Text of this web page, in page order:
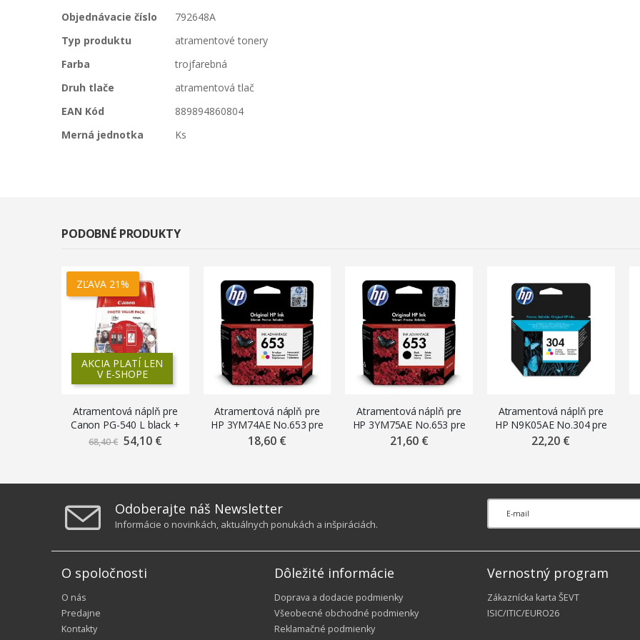
Viac
informácií
Objednávacie číslo
792648A
Typ produktu
atramentové tonery
Farba
trojfarebná
Druh tlače
atramentová tlač
EAN Kód
889894860804
Merná jednotka
Ks
PODOBNÉ PRODUKTY
AKCIA PLATÍ LEN
V E-SHOPE
ZĽAVA 21%
Atramentová náplň pre
Canon PG-540 L black +
CL-541 XL color + GP501
68,40 € Znížená
cena
54,10 €
Atramentová náplň pre
HP 3YM74AE No.653 pre
Deskjet IA 6000, IA Plus
18,60 €
Atramentová náplň pre
HP 3YM75AE No.653 pre
Deskjet IA 6000, IA Plus
21,60 €
Atramentová náplň pre
HP N9K05AE No.304 pre
DeskJet 2620, 2630, 2632,
22,20 €
Odoberajte náš Newsletter
Informácie o novinkách, aktuálnych ponukách a inšpiráciách.
O spoločnosti
O nás
Predajne
Kontakty
Dôležité informácie
Doprava a dodacie podmienky
Všeobecné obchodné podmienky
Reklamačné podmienky
Vernostný program
Zákaznícka karta ŠEVT
ISIC/ITIC/EURO26